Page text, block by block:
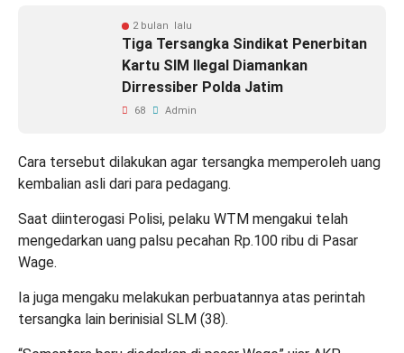
2 bulan lalu
Tiga Tersangka Sindikat Penerbitan
Kartu SIM Ilegal Diamankan
Dirressiber Polda Jatim
68 Admin
Cara tersebut dilakukan agar tersangka memperoleh uang
kembalian asli dari para pedagang.
Saat diinterogasi Polisi, pelaku WTM mengakui telah
mengedarkan uang palsu pecahan Rp.100 ribu di Pasar
Wage.
Ia juga mengaku melakukan perbuatannya atas perintah
tersangka lain berinisial SLM (38).